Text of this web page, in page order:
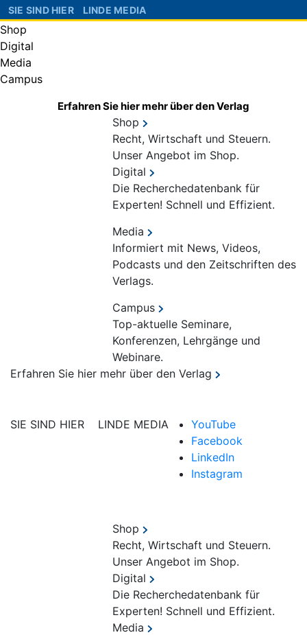
SIE SIND HIER LINDE MEDIA
Shop
Digital
Media
Campus
Erfahren Sie hier mehr über den Verlag
Shop
Recht, Wirtschaft und Steuern.
Unser Angebot im Shop.
Digital
Die Recherchedatenbank für
Experten! Schnell und Effizient.
Media
Informiert mit News, Videos,
Podcasts und den Zeitschriften des
Verlags.
Campus
Top-aktuelle Seminare,
Konferenzen, Lehrgänge und
Webinare.
Erfahren Sie hier mehr über den Verlag
SIE SIND HIER LINDE MEDIA
YouTube
Facebook
LinkedIn
Instagram
Shop
Recht, Wirtschaft und Steuern.
Unser Angebot im Shop.
Digital
Die Recherchedatenbank für
Experten! Schnell und Effizient.
Media